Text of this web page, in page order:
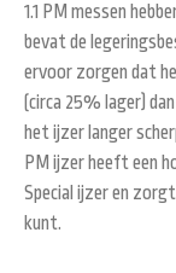
1.1 PM messen
bevat de
ervoor zorgen dat
(circa 25% lager)
het ijzer langer
PM ijzer heeft een
Special ijzer en
kunt.